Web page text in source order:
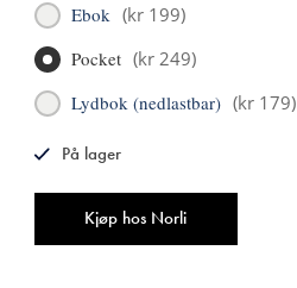
Ebok (kr 199)
Pocket (kr 249)
Lydbok (nedlastbar) (kr 179)
Kjøp hos Norli
På lager